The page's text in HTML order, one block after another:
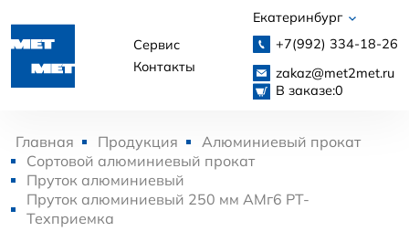
Сервис
Контакты
Екатеринбург
+7(992) 334-18-26
zakaz@met2met.ru
В заказе:0
Главная Продукция
Алюминиевый прокат
Сортовой алюминиевый прокат
Пруток алюминиевый
Пруток алюминиевый 250 мм АМг6 РТ-
Техприемка